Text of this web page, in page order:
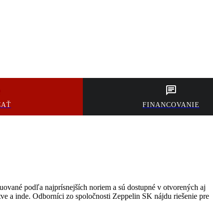
FINANCOVANIE
podľa najprísnejších noriem a sú dostupné v otvorených aj
a inde. Odborníci zo spoločnosti Zeppelin SK nájdu riešenie pre